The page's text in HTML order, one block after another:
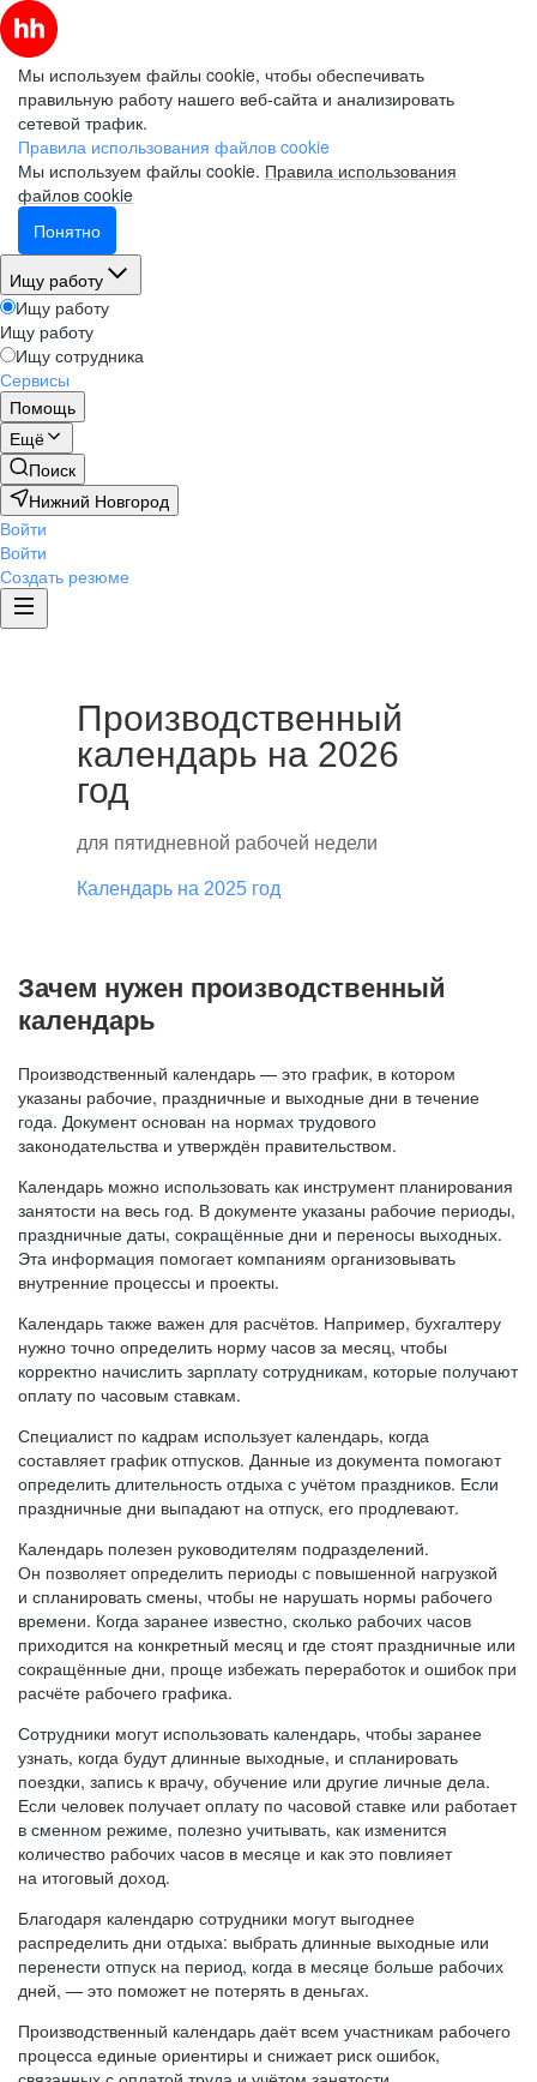
Мы используем файлы cookie, чтобы обеспечивать
правильную работу нашего веб-сайта и анализировать
сетевой трафик.
Правила использования файлов cookie
Мы используем файлы cookie. Правила использования
файлов cookie
Понятно
Ищу работу
Ищу работу
Ищу работу
Ищу сотрудника
Сервисы
Помощь
Ещё
Поиск
Нижний Новгород
Войти
Войти
Создать резюме
Производственный
календарь на 2026
год
для пятидневной рабочей недели
Календарь на 2025 год
Зачем нужен производственный
календарь
Производственный календарь — это график, в котором
указаны рабочие, праздничные и выходные дни в течение
года. Документ основан на нормах трудового
законодательства и утверждён правительством.
Календарь можно использовать как инструмент планирования
занятости на весь год. В документе указаны рабочие периоды,
праздничные даты, сокращённые дни и переносы выходных.
Эта информация помогает компаниям организовывать
внутренние процессы и проекты.
Календарь также важен для расчётов. Например, бухгалтеру
нужно точно определить норму часов за месяц, чтобы
корректно начислить зарплату сотрудникам, которые получают
оплату по часовым ставкам.
Специалист по кадрам использует календарь, когда
составляет график отпусков. Данные из документа помогают
определить длительность отдыха с учётом праздников. Если
праздничные дни выпадают на отпуск, его продлевают.
Календарь полезен руководителям подразделений.
Он позволяет определить периоды с повышенной нагрузкой
и спланировать смены, чтобы не нарушать нормы рабочего
времени. Когда заранее известно, сколько рабочих часов
приходится на конкретный месяц и где стоят праздничные или
сокращённые дни, проще избежать переработок и ошибок при
расчёте рабочего графика.
Сотрудники могут использовать календарь, чтобы заранее
узнать, когда будут длинные выходные, и спланировать
поездки, запись к врачу, обучение или другие личные дела.
Если человек получает оплату по часовой ставке или работает
в сменном режиме, полезно учитывать, как изменится
количество рабочих часов в месяце и как это повлияет
на итоговый доход.
Благодаря календарю сотрудники могут выгоднее
распределить дни отдыха: выбрать длинные выходные или
перенести отпуск на период, когда в месяце больше рабочих
дней, — это поможет не потерять в деньгах.
Производственный календарь даёт всем участникам рабочего
процесса единые ориентиры и снижает риск ошибок,